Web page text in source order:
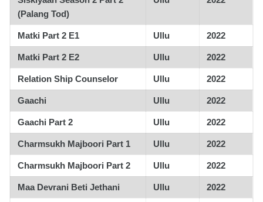
(Palang Tod)
Matki Part 2 E1 Ullu 2022
Matki Part 2 E2 Ullu 2022
Relation Ship Counselor Ullu 2022
Gaachi Ullu 2022
Gaachi Part 2 Ullu 2022
Charmsukh Majboori Part 1 Ullu 2022
Charmsukh Majboori Part 2 Ullu 2022
Maa Devrani Beti Jethani Ullu 2022